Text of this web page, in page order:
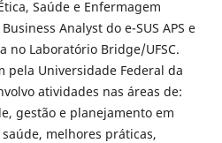
Saúde e Enfermagem
Analyst do e-SUS APS e
no Laboratório Bridge/UFSC.
pela Universidade Federal da
atividades nas áreas de:
gestão e planejamento em
melhores práticas,